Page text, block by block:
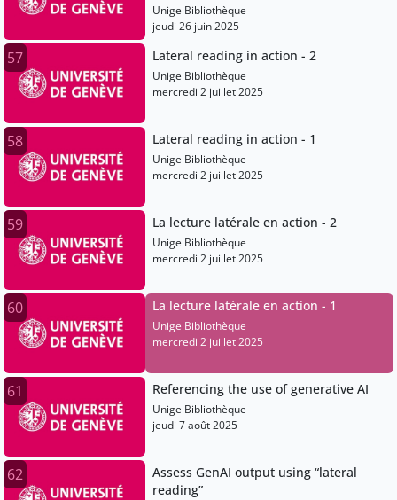
Unige Bibliothèque
jeudi 26 juin 2025
57 Lateral reading in action - 2
Unige Bibliothèque
mercredi 2 juillet 2025
58 Lateral reading in action - 1
Unige Bibliothèque
mercredi 2 juillet 2025
59 La lecture latérale en action - 2
Unige Bibliothèque
mercredi 2 juillet 2025
60 La lecture latérale en action - 1
Unige Bibliothèque
mercredi 2 juillet 2025
61 Referencing the use of generative AI
Unige Bibliothèque
jeudi 7 août 2025
62
Assess GenAI output using “lateral
reading”